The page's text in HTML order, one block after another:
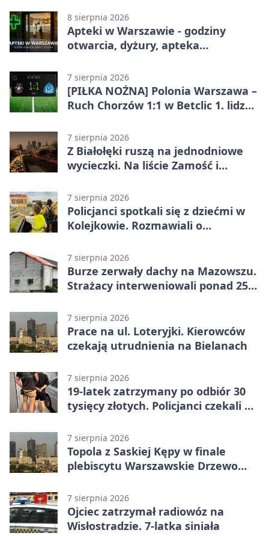
w Betclic 3. Lidze Grupa 1 (Grupa I)
8 sierpnia 2026
Apteki w Warszawie - godziny
otwarcia, dyżury, apteka
7 sierpnia 2026
[PIŁKA NOŻNA] Polonia Warszawa –
Ruch Chorzów 1:1 w Betclic 1. lidze.
7 sierpnia 2026
Z Białołęki ruszą na jednodniowe
wycieczki. Na liście Zamość i
7 sierpnia 2026
Policjanci spotkali się z dziećmi w
Kolejkowie. Rozmawiali o
7 sierpnia 2026
Burze zerwały dachy na Mazowszu.
Strażacy interweniowali ponad 250
7 sierpnia 2026
Prace na ul. Loteryjki. Kierowców
czekają utrudnienia na Bielanach
7 sierpnia 2026
19-latek zatrzymany po odbiór 30
tysięcy złotych. Policjanci czekali w
7 sierpnia 2026
Topola z Saskiej Kępy w finale
plebiscytu Warszawskie Drzewo
7 sierpnia 2026
Ojciec zatrzymał radiowóz na
Wisłostradzie. 7-latka siniała